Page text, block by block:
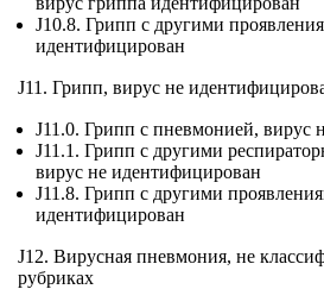
J10.8. Грипп с другими
идентифицирован
J11. Грипп, вирус не
J11.0. Грипп с пневмонией, вирус
J11.1. Грипп с другими
вирус не идентифицирован
J11.8. Грипп с другими
идентифицирован
J12. Вирусная пневмония, не
рубриках